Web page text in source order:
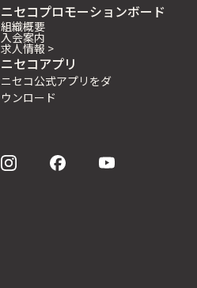
ニセコプロモーションボード
組織概要
入会案内
求人情報 >
ニセコアプリ
ニセコ公式アプリをダ
ウンロード